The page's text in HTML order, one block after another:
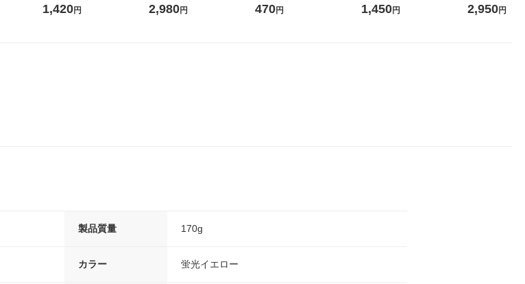
め替え 超
箱（24本入）
1,420円
し 無洗米 5kg 1袋 令和7年産
2,980円
ックティッシュ フィオナ オ
470円
1箱（20本入）ラベルレス
1,450円
し 精白米 5kg
2,950円
製品質量 170g
カラー 蛍光イエロー